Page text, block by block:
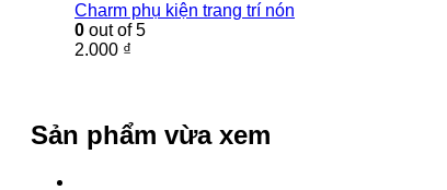
Charm phụ kiện trang trí nón
0 out of 5
2.000 ₫
Sản phẩm vừa xem